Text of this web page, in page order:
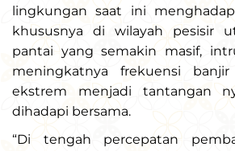
lingkungan saat ini
khususnya di wilayah pesisir
pantai yang semakin masif,
meningkatnya frekuensi
ekstrem menjadi tantangan
dihadapi bersama.
“Di tengah percepatan